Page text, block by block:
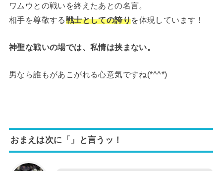
ワムウとの戦いを終えたあとの名言。
相手を尊敬する戦士としての誇りを体現しています！
神聖な戦いの場では、私情は挟まない。
男なら誰もがあこがれる心意気ですね(*^^*)
おまえは次に「」と言うッ！